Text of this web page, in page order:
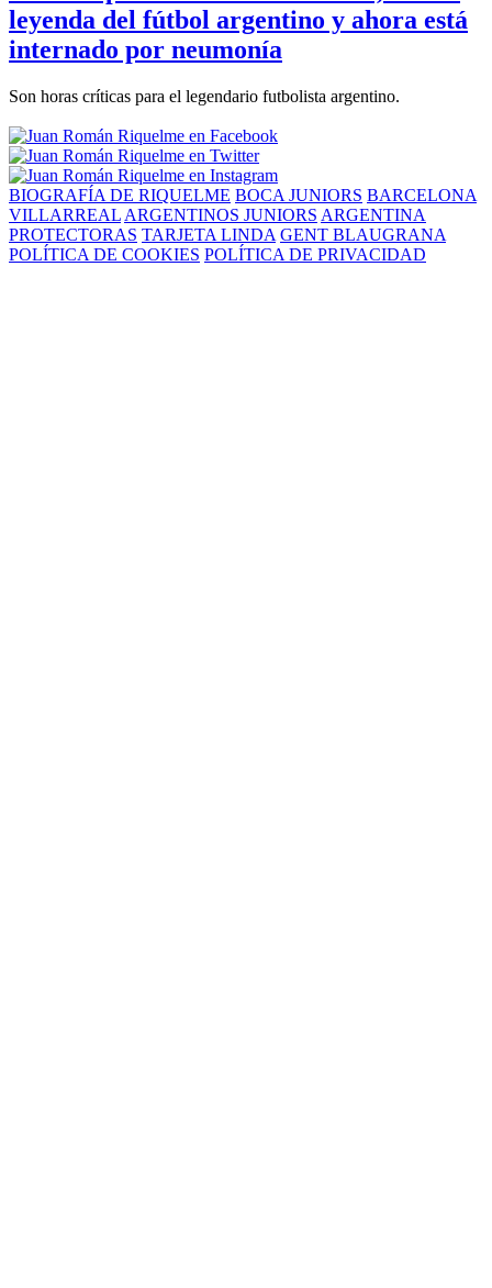
leyenda del fútbol argentino y ahora está
internado por neumonía
Son horas críticas para el legendario futbolista argentino.
BIOGRAFÍA DE RIQUELME BOCA JUNIORS BARCELONA
VILLARREAL ARGENTINOS JUNIORS ARGENTINA
PROTECTORAS TARJETA LINDA GENT BLAUGRANA
POLÍTICA DE COOKIES POLÍTICA DE PRIVACIDAD